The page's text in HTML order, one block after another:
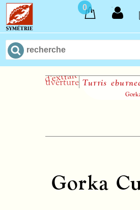
0
Turris eburnea
Gorka
Gorka